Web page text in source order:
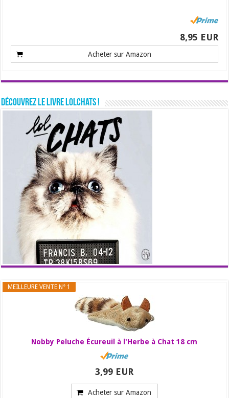
8,95 EUR
Acheter sur Amazon
Découvrez le livre LolChats !
MEILLEURE VENTE N° 1
Nobby Peluche Écureuil à l'Herbe à Chat 18 cm
3,99 EUR
Acheter sur Amazon